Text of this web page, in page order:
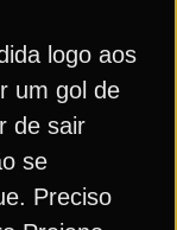
logo aos
um gol de
de sair
se
Preciso